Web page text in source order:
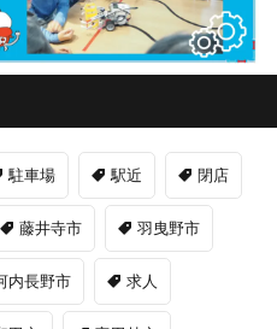
駐車場 駅近 閉店
藤井寺市 羽曳野市
内長野市 求人